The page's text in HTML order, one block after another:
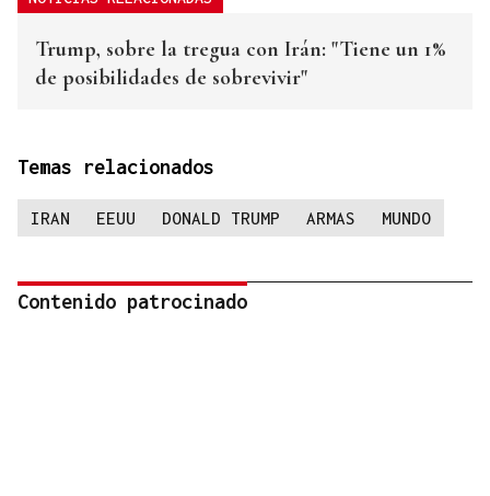
Trump, sobre la tregua con Irán: "Tiene un 1%
de posibilidades de sobrevivir"
Temas relacionados
IRAN EEUU DONALD TRUMP ARMAS MUNDO
Contenido patrocinado